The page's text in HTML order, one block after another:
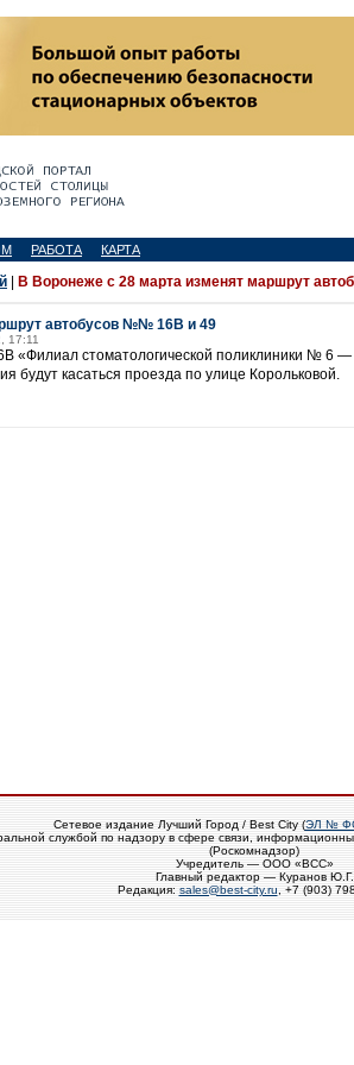
РАБОТА КАРТА
В Воронеже с 28 марта изменят маршрут
автобусов №№ 16В и 49
17:11
«Филиал стоматологической поликлиники №
будут касаться проезда по улице Корольковой.
Сетевое издание Лучший Город / Best City (ЭЛ №
службой по надзору в сфере связи,
(Роскомнадзор)
Учредитель — ООО «ВСС»
Главный редактор — Куранов Ю.Г.
Редакция: sales@best-city.ru , +7 (903)